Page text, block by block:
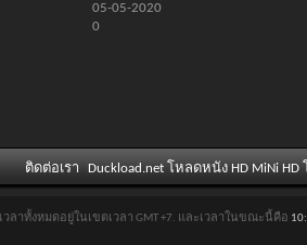
05-05-2020
0
ติดต่อเรา Duckload.net โหลดหนัง HD MiNi
เวลาทั้งหมดอยู่ในเขตเวลา GMT +7. และเวลาในขณะนี้คือ